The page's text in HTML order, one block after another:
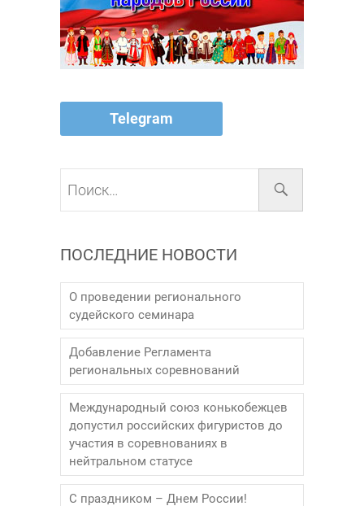
Telegram
ПОСЛЕДНИЕ НОВОСТИ
О проведении регионального
судейского семинара
Добавление Регламента
региональных соревнований
Международный союз конькобежцев
допустил российских фигуристов до
участия в соревнованиях в
нейтральном статусе
С праздником – Днем России!